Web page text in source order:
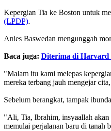
Kepergian Tia ke Boston untuk
(LPDP).
Anies Baswedan mengunggah
Baca juga: Diterima di Harvard
"Malam itu kami melepas
mereka terbang jauh mengejar
Sebelum berangkat, tampak
"Ali, Tia, Ibrahim, insyaallah akan
memulai perjalanan baru di tanah